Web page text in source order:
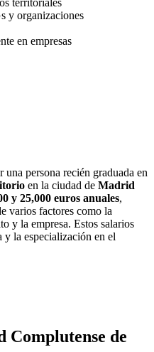
territoriales
y organizaciones
en empresas
una persona recién graduada en
en la ciudad de Madrid
y 25,000 euros anuales,
varios factores como la
y la empresa. Estos salarios
y la especialización en el
Complutense de